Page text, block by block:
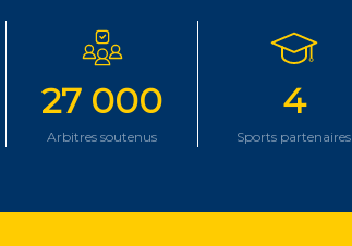
27 000
Arbitres soutenus
4
Sports partenaires